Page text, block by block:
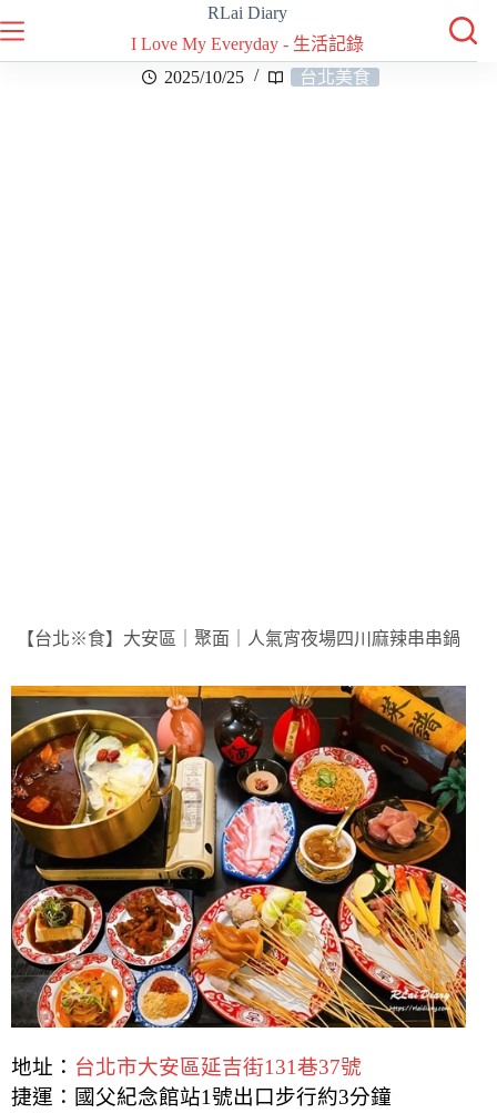
RLai Diary
I Love My Everyday - 生活記錄
2025/10/25
台北美食
【台北※食】大安區｜聚面｜人氣宵夜場四川麻辣串串鍋
地址： 台北市大安區延吉街131巷37號
捷運：國父紀念館站1號出口步行約3分鐘